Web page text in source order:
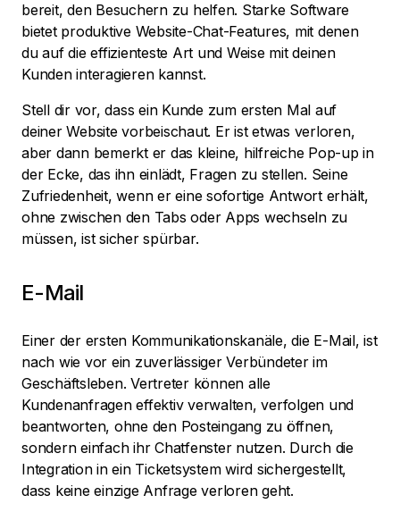
bereit, den Besuchern zu helfen. Starke Software
bietet produktive Website-Chat-Features, mit denen
du auf die effizienteste Art und Weise mit deinen
Kunden interagieren kannst.
Stell dir vor, dass ein Kunde zum ersten Mal auf
deiner Website vorbeischaut. Er ist etwas verloren,
aber dann bemerkt er das kleine, hilfreiche Pop-up in
der Ecke, das ihn einlädt, Fragen zu stellen. Seine
Zufriedenheit, wenn er eine sofortige Antwort erhält,
ohne zwischen den Tabs oder Apps wechseln zu
müssen, ist sicher spürbar.
E-Mail
Einer der ersten Kommunikationskanäle, die E-Mail, ist
nach wie vor ein zuverlässiger Verbündeter im
Geschäftsleben. Vertreter können alle
Kundenanfragen effektiv verwalten, verfolgen und
beantworten, ohne den Posteingang zu öffnen,
sondern einfach ihr Chatfenster nutzen. Durch die
Integration in ein Ticketsystem wird sichergestellt,
dass keine einzige Anfrage verloren geht.